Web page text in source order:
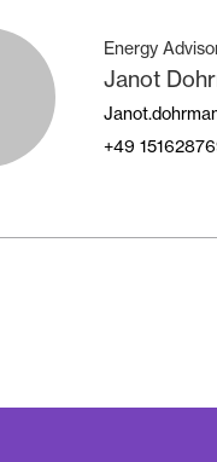
Energy
Janot
+49